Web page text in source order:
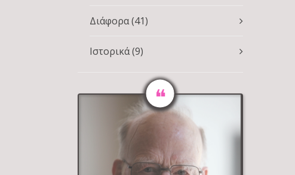
Διάφορα(41)
Ιστορικά(9)